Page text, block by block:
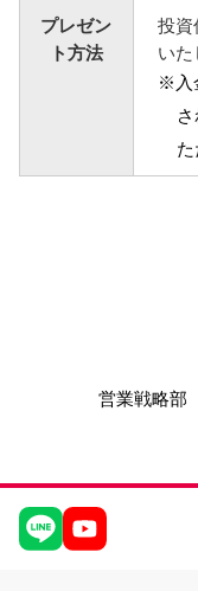
プレゼン
ト方法
投資
いた
※入
た
営業戦略部